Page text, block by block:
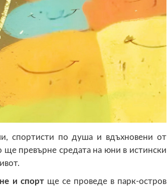
спортисти по душа и вдъхновени от
превърне средата на юни в истински
и спортще се проведе в парк-остров